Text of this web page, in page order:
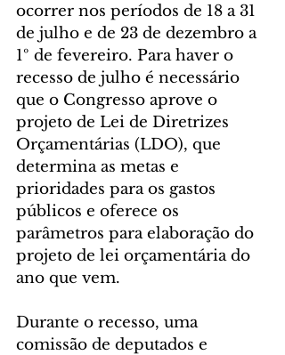
ocorrer nos períodos de 18 a 31
de julho e de 23 de dezembro a
1º de fevereiro. Para haver o
recesso de julho é necessário
que o Congresso aprove o
projeto de Lei de Diretrizes
Orçamentárias (LDO), que
determina as metas e
prioridades para os gastos
públicos e oferece os
parâmetros para elaboração do
projeto de lei orçamentária do
ano que vem.
Durante o recesso, uma
comissão de deputados e